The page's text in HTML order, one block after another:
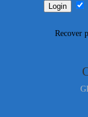
Recover